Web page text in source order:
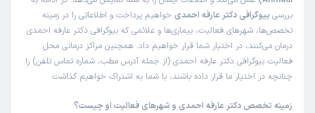
بررسی بیوگرافی دکتر عارفه احمدی خواهیم پرداخت و اطلاعاتی را در زمینه
تخصص‌ها، شهرهای فعالیت، بیماری‌ها و علائمی که بیوگرافی دکتر عارفه احمدی
درمان می‌کنند، در اختیار شما قرار خواهیم داد. همچنین مراکز درمانی محل
فعالیت بیوگرافی دکتر عارفه احمدی (از جمله آدرس مطب، شماره تماس تلفن) را
چنانچه در اختیار ما قرار داده باشند، با شما به اشتراک خواهیم گذاشت.
زمینه تخصص دکتر عارفه احمدی و شهرهای فعالیت او چیست؟